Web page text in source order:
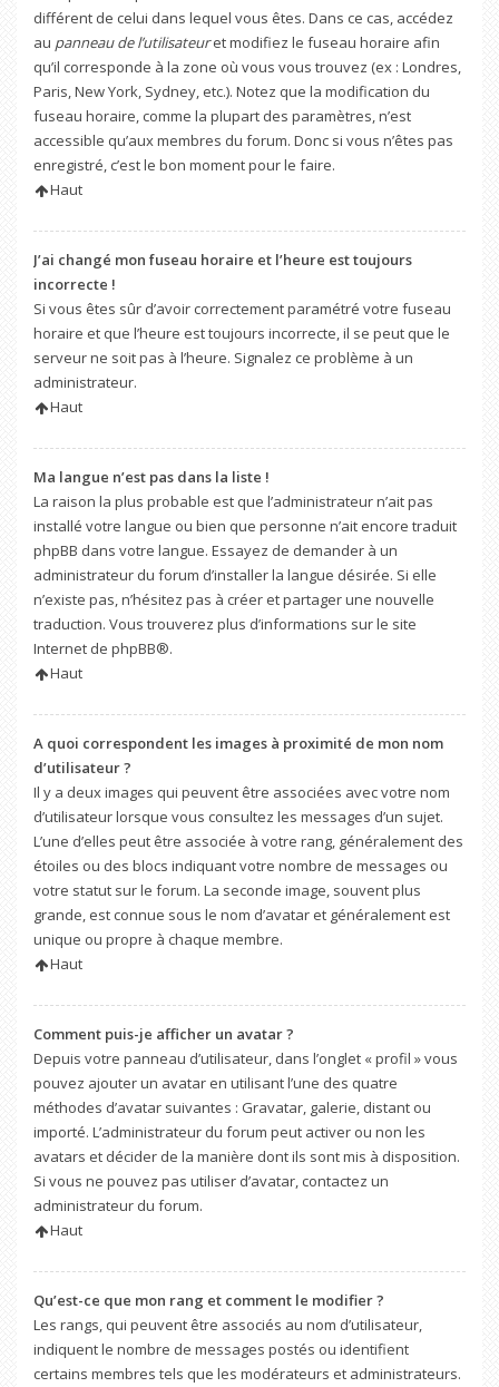
différent de celui dans lequel vous êtes. Dans ce cas, accédez
au panneau de l’utilisateuret modifiez le fuseau horaire afin
qu’il corresponde à la zone où vous vous trouvez (ex : Londres,
Paris, New York, Sydney, etc.). Notez que la modification du
fuseau horaire, comme la plupart des paramètres, n’est
accessible qu’aux membres du forum. Donc si vous n’êtes pas
enregistré, c’est le bon moment pour le faire.
Haut
J’ai changé mon fuseau horaire et l’heure est toujours
incorrecte !
Si vous êtes sûr d’avoir correctement paramétré votre fuseau
horaire et que l’heure est toujours incorrecte, il se peut que le
serveur ne soit pas à l’heure. Signalez ce problème à un
administrateur.
Haut
Ma langue n’est pas dans la liste !
La raison la plus probable est que l’administrateur n’ait pas
installé votre langue ou bien que personne n’ait encore traduit
phpBB dans votre langue. Essayez de demander à un
administrateur du forum d’installer la langue désirée. Si elle
n’existe pas, n’hésitez pas à créer et partager une nouvelle
traduction. Vous trouverez plus d’informations sur le site
Internet de phpBB®.
Haut
A quoi correspondent les images à proximité de mon nom
d’utilisateur ?
Il y a deux images qui peuvent être associées avec votre nom
d’utilisateur lorsque vous consultez les messages d’un sujet.
L’une d’elles peut être associée à votre rang, généralement des
étoiles ou des blocs indiquant votre nombre de messages ou
votre statut sur le forum. La seconde image, souvent plus
grande, est connue sous le nom d’avatar et généralement est
unique ou propre à chaque membre.
Haut
Comment puis-je afficher un avatar ?
Depuis votre panneau d’utilisateur, dans l’onglet « profil » vous
pouvez ajouter un avatar en utilisant l’une des quatre
méthodes d’avatar suivantes : Gravatar, galerie, distant ou
importé. L’administrateur du forum peut activer ou non les
avatars et décider de la manière dont ils sont mis à disposition.
Si vous ne pouvez pas utiliser d’avatar, contactez un
administrateur du forum.
Haut
Qu’est-ce que mon rang et comment le modifier ?
Les rangs, qui peuvent être associés au nom d’utilisateur,
indiquent le nombre de messages postés ou identifient
certains membres tels que les modérateurs et administrateurs.